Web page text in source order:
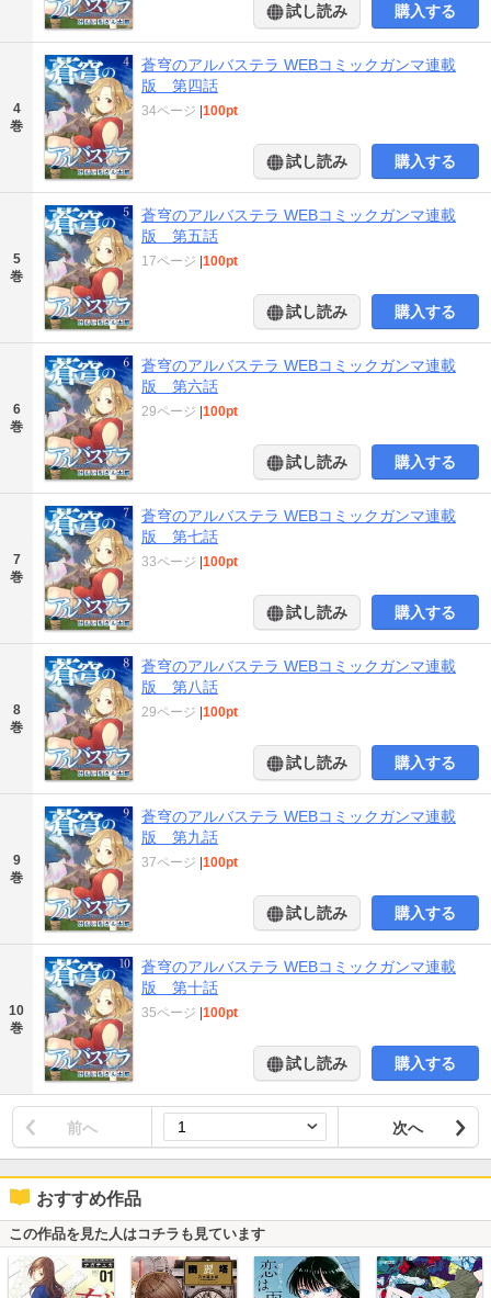
試し読み 購入する
4
巻
蒼穹のアルバステラ WEBコミックガンマ連載
版 第四話
34ページ |100pt
試し読み 購入する
5
巻
蒼穹のアルバステラ WEBコミックガンマ連載
版 第五話
17ページ |100pt
試し読み 購入する
6
巻
蒼穹のアルバステラ WEBコミックガンマ連載
版 第六話
29ページ |100pt
試し読み 購入する
7
巻
蒼穹のアルバステラ WEBコミックガンマ連載
版 第七話
33ページ |100pt
試し読み 購入する
8
巻
蒼穹のアルバステラ WEBコミックガンマ連載
版 第八話
29ページ |100pt
試し読み 購入する
9
巻
蒼穹のアルバステラ WEBコミックガンマ連載
版 第九話
37ページ |100pt
試し読み 購入する
10
巻
蒼穹のアルバステラ WEBコミックガンマ連載
版 第十話
35ページ |100pt
試し読み 購入する
前へ 次へ
おすすめ作品
この作品を見た人はコチラも見ています